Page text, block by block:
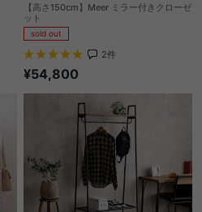
【高さ150cm】Meer ミラー付きクローゼ
ット
sold out
2件
¥54,800